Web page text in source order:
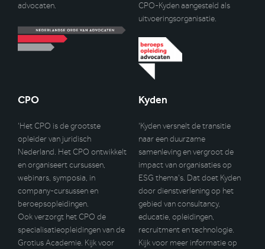
advocaten.
CPO-Kyden aangesteld als
uitvoeringsorganisatie.
CPO
‘Het CPO is de grootste
opleider van juridisch
Nederland. Het CPO ontwikkelt
en organiseert cursussen,
webinars, symposia, in
company-cursussen en
beroepsopleidingen.
Ook verzorgt het CPO de
specialisatieopleidingen van de
Grotius Academie. Kijk voor
Kyden
‘Kyden versnelt de transitie
naar een duurzame
samenleving en vergroot de
impact van organisaties op
ESG thema’s. Dat doet Kyden
door dienstverlening op het
gebied van consultancy,
educatie, opleidingen,
recruitment en technologie.
Kijk voor meer informatie op